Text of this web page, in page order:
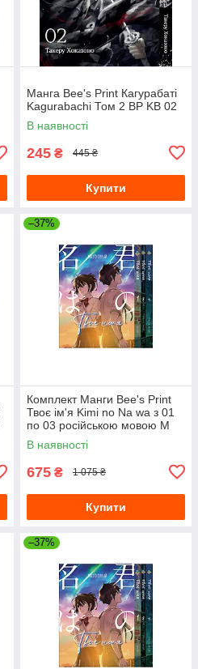
Манга Bee's Print Кагурабаті
Kagurabachi Том 2 BP KB 02
В наявності
245 ₴ 445 ₴
Купити
–37%
Комплект Манги Bee's Print
Твоє ім'я Kimi no Na wa з 01
по 03 російською мовою M
KNNWSET 01
В наявності
675 ₴ 1 075 ₴
Купити
–37%